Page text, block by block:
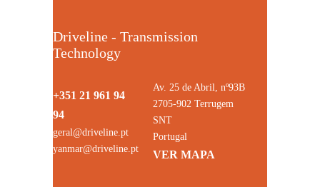
Driveline - Transmission
Technology
+351 21 961 94
94
geral@driveline.pt
yanmar@driveline.pt
Av. 25 de Abril, nº93B
2705-902 Terrugem
SNT
Portugal
VER MAPA